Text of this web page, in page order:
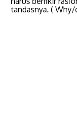
tandasnya. ( Why/